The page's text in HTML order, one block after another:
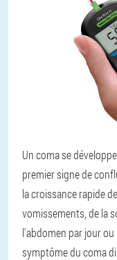
Un coma se
premier signe de
la croissance rapide
vomissements, de la
l'abdomen par jour
symptôme du coma